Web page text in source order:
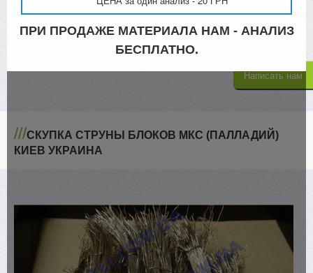
Киев
068-300-5335
063-805-4302
Кременчук
098-000-4879
Написать нам
ПРИ ПРОДАЖЕ МАТЕРИАЛА НАМ - АНАЛИЗ
БЕСПЛАТНО.
///СКУПКА СТРУНЫ БЛОКОВ МКС (ПАЛЛАДИЙ)
КИЕВ УКРАИНА